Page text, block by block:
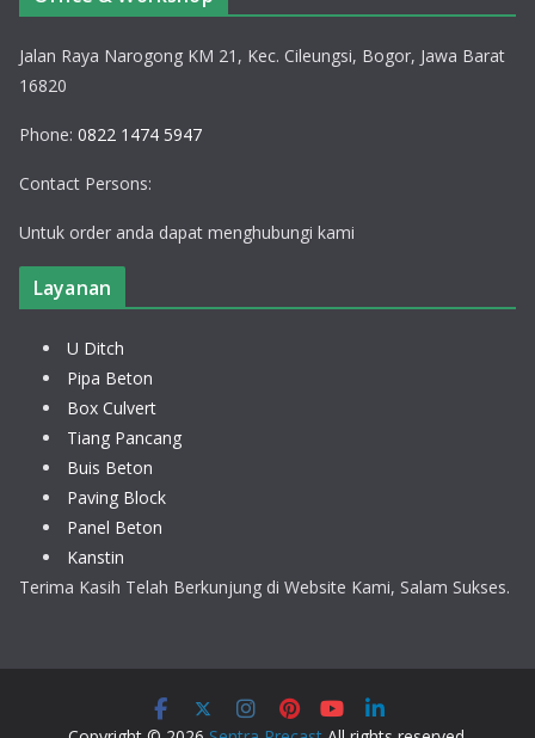
Jalan Raya Narogong KM 21, Kec. Cileungsi, Bogor, Jawa Barat
16820
Phone: 0822 1474 5947
Contact Persons:
Untuk order anda dapat menghubungi kami
Layanan
U Ditch
Pipa Beton
Box Culvert
Tiang Pancang
Buis Beton
Paving Block
Panel Beton
Kanstin
Terima Kasih Telah Berkunjung di Website Kami, Salam Sukses.